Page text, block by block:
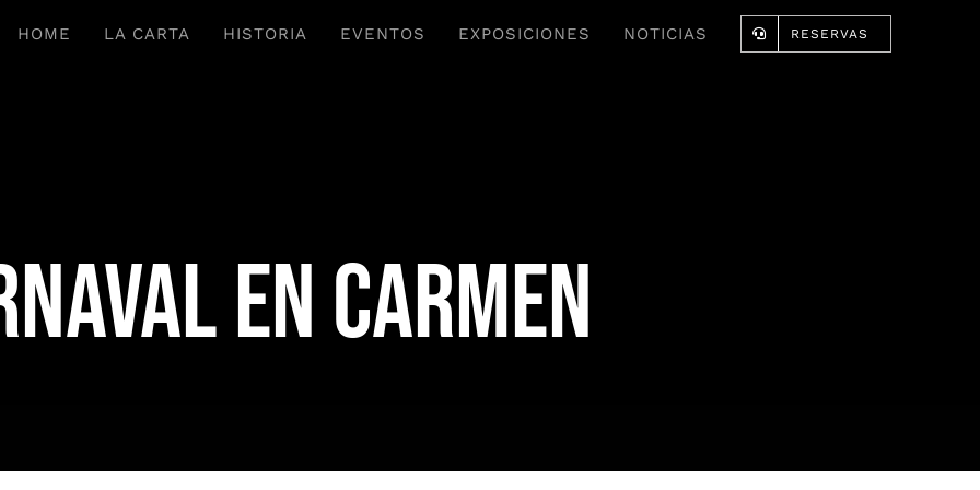
HOME LA CARTA HISTORIA EVENTOS EXPOSICIONES NOTICIAS RESERVAS
en Carmen